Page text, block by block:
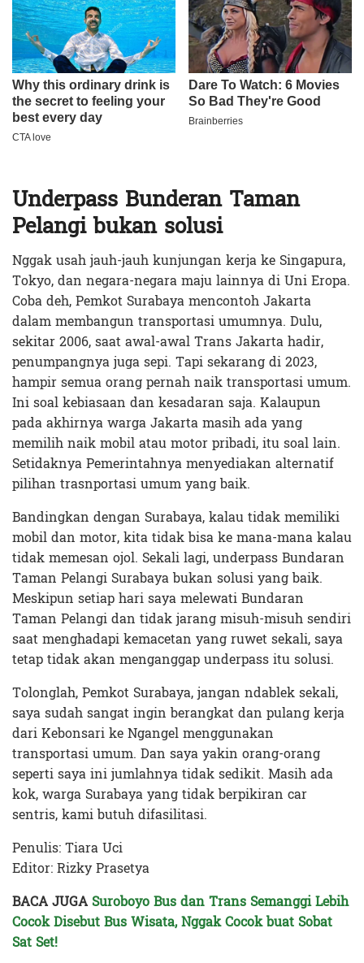
Underpass Bunderan Taman
Pelangi bukan solusi
Nggak usah jauh-jauh kunjungan kerja ke Singapura,
Tokyo, dan negara-negara maju lainnya di Uni Eropa.
Coba deh, Pemkot Surabaya mencontoh Jakarta
dalam membangun transportasi umumnya. Dulu,
sekitar 2006, saat awal-awal Trans Jakarta hadir,
penumpangnya juga sepi. Tapi sekarang di 2023,
hampir semua orang pernah naik transportasi umum.
Ini soal kebiasaan dan kesadaran saja. Kalaupun
pada akhirnya warga Jakarta masih ada yang
memilih naik mobil atau motor pribadi, itu soal lain.
Setidaknya Pemerintahnya menyediakan alternatif
pilihan trasnportasi umum yang baik.
Bandingkan dengan Surabaya, kalau tidak memiliki
mobil dan motor, kita tidak bisa ke mana-mana kalau
tidak memesan ojol. Sekali lagi, underpass Bundaran
Taman Pelangi Surabaya bukan solusi yang baik.
Meskipun setiap hari saya melewati Bundaran
Taman Pelangi dan tidak jarang misuh-misuh sendiri
saat menghadapi kemacetan yang ruwet sekali, saya
tetap tidak akan menganggap underpass itu solusi.
Tolonglah, Pemkot Surabaya, jangan ndablek sekali,
saya sudah sangat ingin berangkat dan pulang kerja
dari Kebonsari ke Ngangel menggunakan
transportasi umum. Dan saya yakin orang-orang
seperti saya ini jumlahnya tidak sedikit. Masih ada
kok, warga Surabaya yang tidak berpikiran car
sentris, kami butuh difasilitasi.
Penulis: Tiara Uci
Editor: Rizky Prasetya
BACA JUGA Suroboyo Bus dan Trans Semanggi Lebih
Cocok Disebut Bus Wisata, Nggak Cocok buat Sobat
Sat Set!